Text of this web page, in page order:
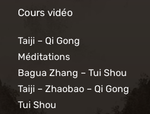
Cours vidéo
Taiji – Qi Gong
Méditations
Bagua Zhang – Tui Shou
Taiji – Zhaobao – Qi Gong
Tui Shou